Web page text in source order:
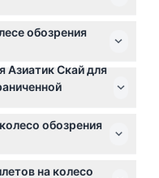
работает
даёт вам
вечером. (может
при
обозрения
20 минут, обычно
вы могли
на Бангкок и реку
— пожалуйста,
Азиатик Скай для
могут кататься
взрослый билет.
для колясок и
всем комфортно
обозрения
билеты онлайн
на колесо